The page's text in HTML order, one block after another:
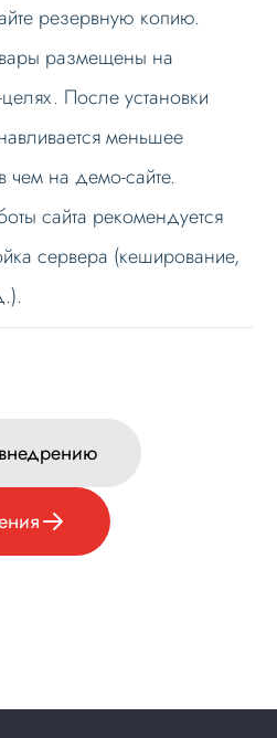
резервную копию.
размещены на
После установки
меньшее
чем на демо-сайте.
сайта рекомендуется
сервера (кеширование,